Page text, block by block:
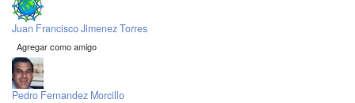
Juan Francisco Jimenez Torres
Agregar como amigo
Pedro Fernandez Morcillo